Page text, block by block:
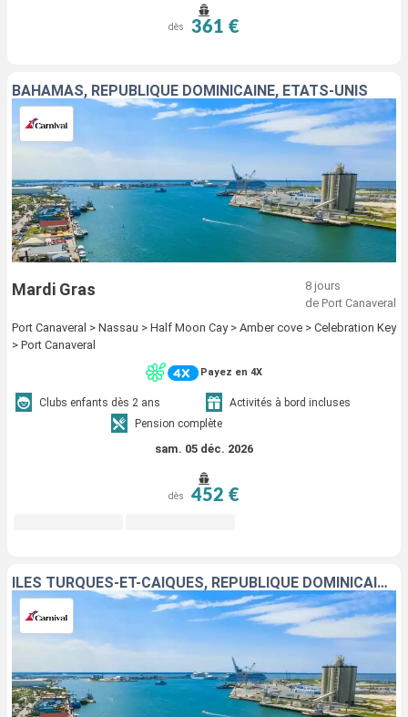
dès 361 €
BAHAMAS, RÉPUBLIQUE DOMINICAINE, ÉTATS-UNIS
Mardi Gras
8 jours
de Port Canaveral
Port Canaveral > Nassau > Half Moon Cay > Amber cove > Celebration Key
> Port Canaveral
Payez en 4X
Clubs enfants dès 2 ans
Activités à bord incluses
Pension complète
sam. 05 déc. 2026
dès 452 €
ÎLES TURQUES-ET-CAÏQUES, RÉPUBLIQUE DOMINICAINE, BAHAMAS, ÉTATS-UNIS